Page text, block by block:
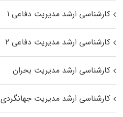
کارشناسی ارشد مدیریت دفاعی ۱
کارشناسی ارشد مدیریت دفاعی ۲
کارشناسی ارشد مدیریت بحران
کارشناسی ارشد مدیریت جهانگردی